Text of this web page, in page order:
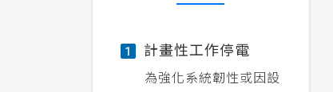
1 計畫性工作停電
為強化系統韌性或因設